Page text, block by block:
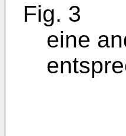
Fig. 3
eine